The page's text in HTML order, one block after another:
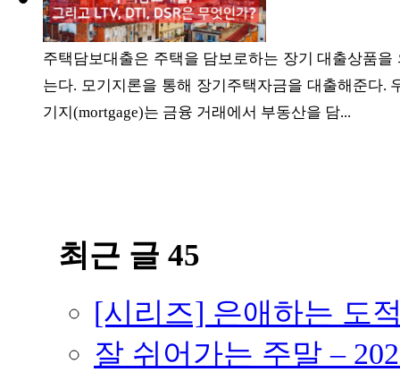
ETC
ⓘ
주택담보대출은 주택을 담보로하는 장기 대출상품
는다. 모기지론을 통해 장기주택자금을 대출해준다.
기지(mortgage)는 금융 거래에서 부동산을 담...
최근 글 45
[시리즈] 은애하는 도
잘 쉬어가는 주말 –